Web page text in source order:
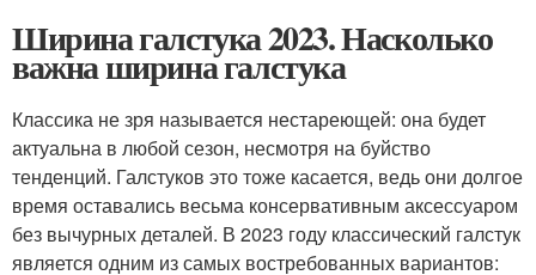
Ширина галстука 2023. Насколько
важна ширина галстука
Классика не зря называется нестареющей: она будет
актуальна в любой сезон, несмотря на буйство
тенденций. Галстуков это тоже касается, ведь они долгое
время оставались весьма консервативным аксессуаром
без вычурных деталей. В 2023 году классический галстук
является одним из самых востребованных вариантов: